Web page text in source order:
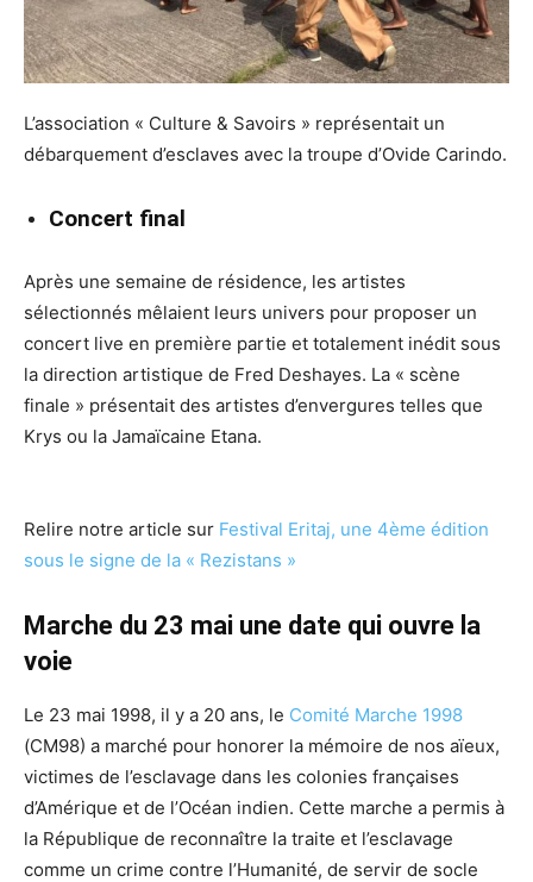
L’association « Culture & Savoirs » représentait un
débarquement d’esclaves avec la troupe d’Ovide Carindo.
Concert final
Après une semaine de résidence, les artistes
sélectionnés mêlaient leurs univers pour proposer un
concert live en première partie et totalement inédit sous
la direction artistique de Fred Deshayes. La « scène
finale » présentait des artistes d’envergures telles que
Krys ou la Jamaïcaine Etana.
Relire notre article sur Festival Eritaj, une 4ème édition
sous le signe de la « Rezistans »
Marche du 23 mai une date qui ouvre la
voie
Le 23 mai 1998, il y a 20 ans, le Comité Marche 1998
(CM98) a marché pour honorer la mémoire de nos aïeux,
victimes de l’esclavage dans les colonies françaises
d’Amérique et de l’Océan indien. Cette marche a permis à
la République de reconnaître la traite et l’esclavage
comme un crime contre l’Humanité, de servir de socle